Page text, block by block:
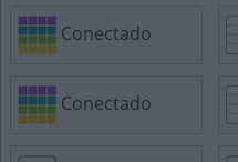
Conectado
Conectado